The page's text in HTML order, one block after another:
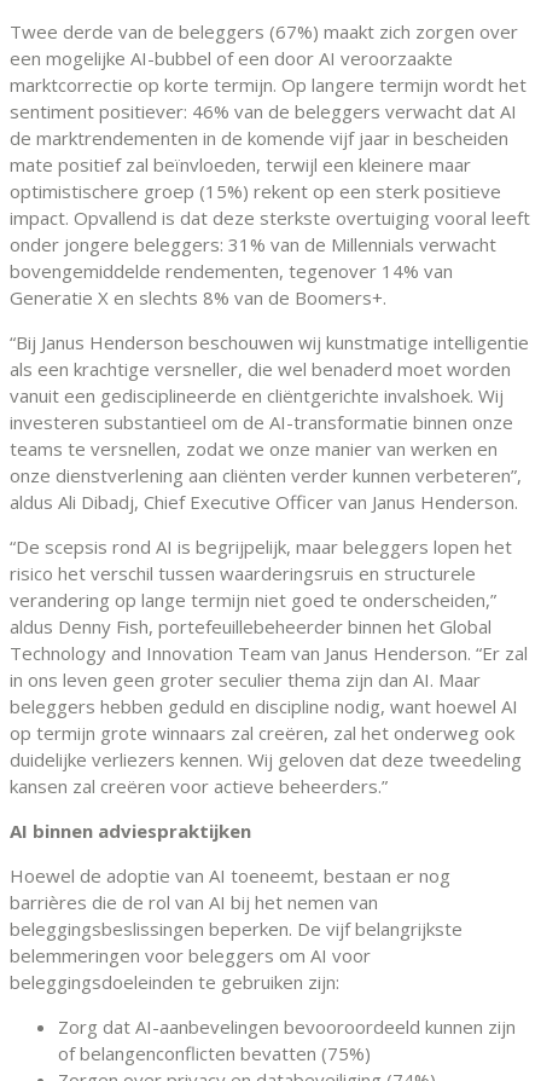
Twee derde van de beleggers (67%) maakt zich zorgen over
een mogelijke AI-bubbel of een door AI veroorzaakte
marktcorrectie op korte termijn. Op langere termijn wordt het
sentiment positiever: 46% van de beleggers verwacht dat AI
de marktrendementen in de komende vijf jaar in bescheiden
mate positief zal beïnvloeden, terwijl een kleinere maar
optimistischere groep (15%) rekent op een sterk positieve
impact. Opvallend is dat deze sterkste overtuiging vooral leeft
onder jongere beleggers: 31% van de Millennials verwacht
bovengemiddelde rendementen, tegenover 14% van
Generatie X en slechts 8% van de Boomers+.
“Bij Janus Henderson beschouwen wij kunstmatige intelligentie
als een krachtige versneller, die wel benaderd moet worden
vanuit een gedisciplineerde en cliëntgerichte invalshoek. Wij
investeren substantieel om de AI-transformatie binnen onze
teams te versnellen, zodat we onze manier van werken en
onze dienstverlening aan cliënten verder kunnen verbeteren”,
aldus Ali Dibadj, Chief Executive Officer van Janus Henderson.
“De scepsis rond AI is begrijpelijk, maar beleggers lopen het
risico het verschil tussen waarderingsruis en structurele
verandering op lange termijn niet goed te onderscheiden,”
aldus Denny Fish, portefeuillebeheerder binnen het Global
Technology and Innovation Team van Janus Henderson. “Er zal
in ons leven geen groter seculier thema zijn dan AI. Maar
beleggers hebben geduld en discipline nodig, want hoewel AI
op termijn grote winnaars zal creëren, zal het onderweg ook
duidelijke verliezers kennen. Wij geloven dat deze tweedeling
kansen zal creëren voor actieve beheerders.”
AI binnen adviespraktijken
Hoewel de adoptie van AI toeneemt, bestaan er nog
barrières die de rol van AI bij het nemen van
beleggingsbeslissingen beperken. De vijf belangrijkste
belemmeringen voor beleggers om AI voor
beleggingsdoeleinden te gebruiken zijn:
Zorg dat AI-aanbevelingen bevooroordeeld kunnen zijn
of belangenconflicten bevatten (75%)